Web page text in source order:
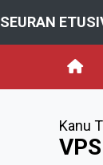
SEURAN
Kanu